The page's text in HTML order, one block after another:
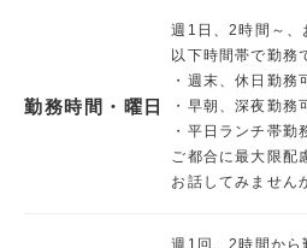
勤務時間・曜日
週1日、2時間～、
以下時間帯で勤務
・週末、休日勤務
・早朝、深夜勤務
・平日ランチ帯勤
ご都合に最大限配
お話してみません
週1回、2時間から